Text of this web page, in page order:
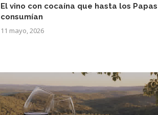
El vino con cocaína que hasta los Papas
consumían
11 mayo, 2026